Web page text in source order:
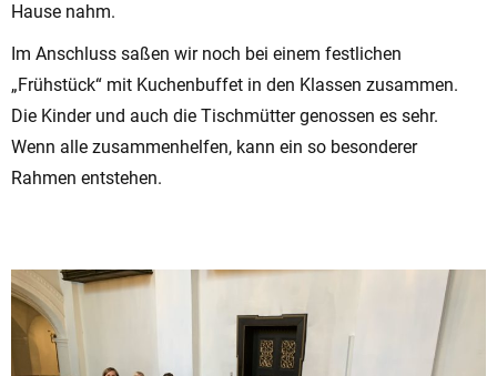
Hause nahm.
Im Anschluss saßen wir noch bei einem festlichen
„Frühstück“ mit Kuchenbuffet in den Klassen zusammen.
Die Kinder und auch die Tischmütter genossen es sehr.
Wenn alle zusammenhelfen, kann ein so besonderer
Rahmen entstehen.